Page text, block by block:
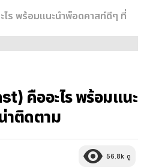
ร พร้อมแนะนำพ็อดคาสท์ดีๆ ที่
คืออะไร พร้อมแนะ
าติดตาม
56.8k ดู